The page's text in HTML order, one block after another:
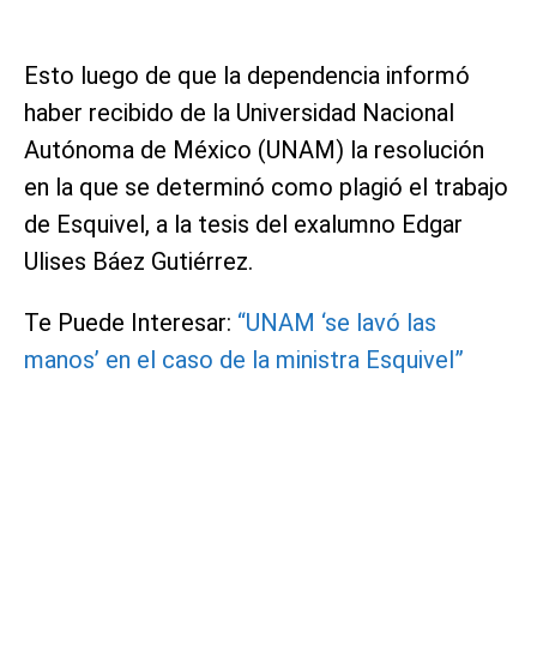
Esto luego de que la dependencia informó
haber recibido de la Universidad Nacional
Autónoma de México (UNAM) la resolución
en la que se determinó como plagió el trabajo
de Esquivel, a la tesis del exalumno Edgar
Ulises Báez Gutiérrez.
Te Puede Interesar: “UNAM ‘se lavó las
manos’ en el caso de la ministra Esquivel”